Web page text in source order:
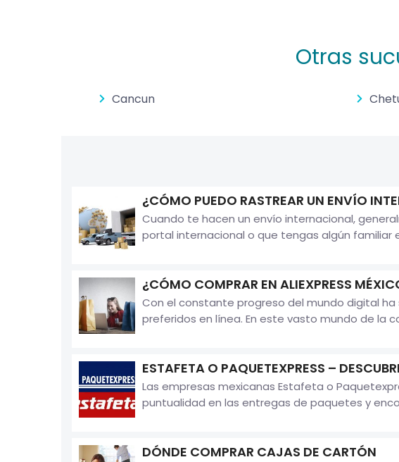
Otras
Cancun
¿CÓMO PUEDO RASTREAR UN ENVÍO
Cuando te hacen un envío internacional,
portal internacional o que tengas algún
¿CÓMO COMPRAR EN ALIEXPRESS
Con el constante progreso del mundo digital
preferidos en línea. En este vasto mundo de la
ESTAFETA O PAQUETEXPRESS –
Las empresas mexicanas Estafeta o
puntualidad en las entregas de paquetes y
DÓNDE COMPRAR CAJAS DE CARTÓN